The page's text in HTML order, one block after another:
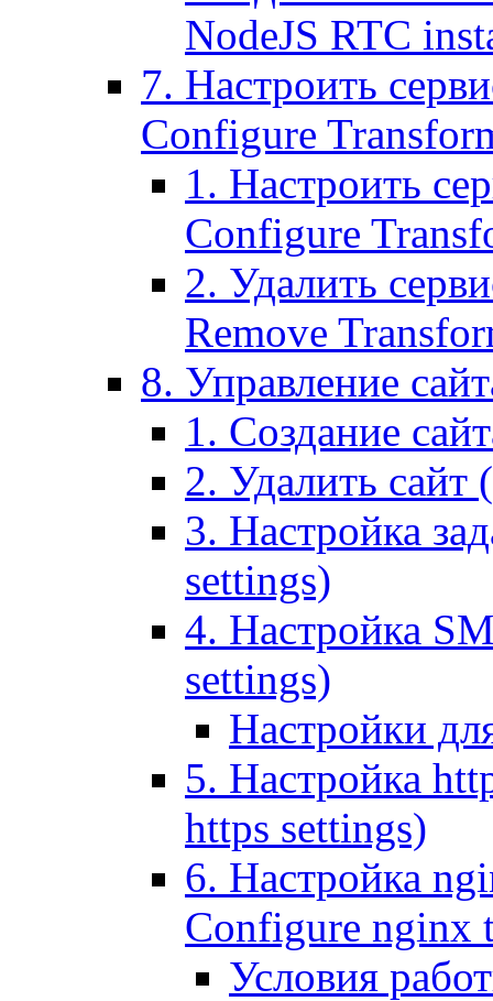
NodeJS RTC
7. Настроить
Configure
1. Настроить
Configure
2. Удалить
Remove
8. Управление
1. Создание
2. Удалить сайт
3. Настройка
settings)
4. Настройка
settings)
Настройки
5. Настройка
https settings)
6. Настройка
Configure nginx
Условия